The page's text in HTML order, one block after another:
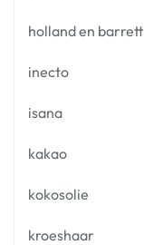
holland en barrett
inecto
isana
kakao
kokosolie
kroeshaar